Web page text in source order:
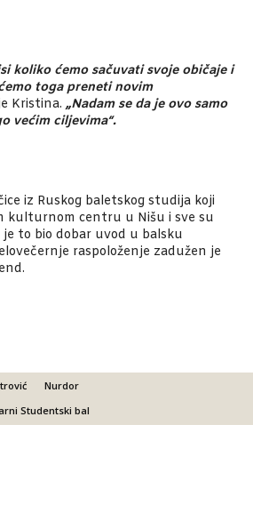
koliko ćemo sačuvati svoje običaje i
toga preneti novim
Kristina.„Nadam se da je ovo samo
većim ciljevima“.
iz Ruskog baletskog studija koji
kulturnom centru u Nišu i sve su
to bio dobar uvod u balsku
raspoloženje zadužen je
Nurdor
Studentski bal